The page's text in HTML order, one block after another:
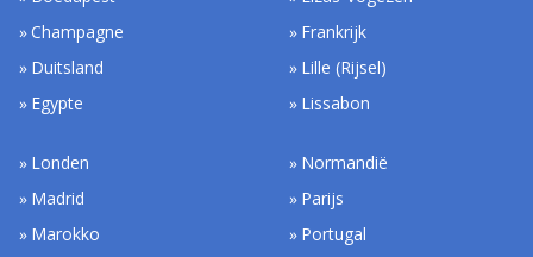
Champagne
Duitsland
Egypte
Frankrijk
Lille (Rijsel)
Lissabon
Londen
Madrid
Marokko
Normandië
Parijs
Portugal